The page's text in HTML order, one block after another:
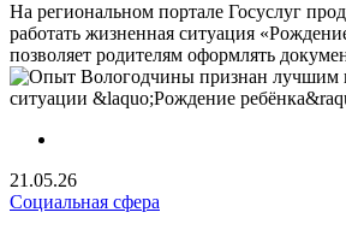
На региональном портале Госуслуг
работать жизненная ситуация
позволяет родителям оформлять
21.05.26
Социальная сфера